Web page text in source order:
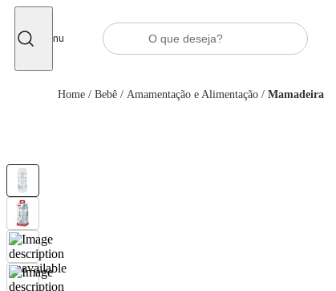
Menu
Home / Bebê / Amamentação e Alimentação / Mamadeira